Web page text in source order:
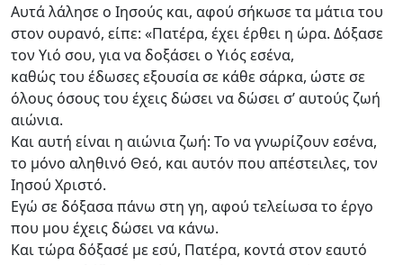
Αυτά λάλησε ο Ιησούς και, αφού σήκωσε τα μάτια του
στον ουρανό, είπε: «Πατέρα, έχει έρθει η ώρα. Δόξασε
τον Υιό σου, για να δοξάσει ο Υιός εσένα,
καθώς του έδωσες εξουσία σε κάθε σάρκα, ώστε σε
όλους όσους του έχεις δώσει να δώσει σ’ αυτούς ζωή
αιώνια.
Και αυτή είναι η αιώνια ζωή: Το να γνωρίζουν εσένα,
το μόνο αληθινό Θεό, και αυτόν που απέστειλες, τον
Ιησού Χριστό.
Εγώ σε δόξασα πάνω στη γη, αφού τελείωσα το έργο
που μου έχεις δώσει να κάνω.
Και τώρα δόξασέ με εσύ, Πατέρα, κοντά στον εαυτό